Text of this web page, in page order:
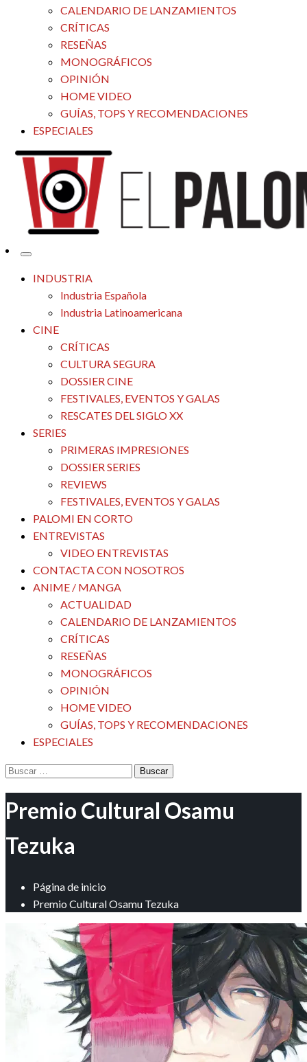
CALENDARIO DE LANZAMIENTOS
CRÍTICAS
RESEÑAS
MONOGRÁFICOS
OPINIÓN
HOME VIDEO
GUÍAS, TOPS Y RECOMENDACIONES
ESPECIALES
El Palomitrón
Tu espacio de la industria de cine española y latinoamericana
INDUSTRIA
Industria Española
Industria Latinoamericana
CINE
CRÍTICAS
CULTURA SEGURA
DOSSIER CINE
FESTIVALES, EVENTOS Y GALAS
RESCATES DEL SIGLO XX
SERIES
PRIMERAS IMPRESIONES
DOSSIER SERIES
REVIEWS
FESTIVALES, EVENTOS Y GALAS
PALOMI EN CORTO
ENTREVISTAS
VIDEO ENTREVISTAS
CONTACTA CON NOSOTROS
ANIME / MANGA
ACTUALIDAD
CALENDARIO DE LANZAMIENTOS
CRÍTICAS
RESEÑAS
MONOGRÁFICOS
OPINIÓN
HOME VIDEO
GUÍAS, TOPS Y RECOMENDACIONES
ESPECIALES
Buscar:
Premio Cultural Osamu
Tezuka
Página de inicio
Premio Cultural Osamu Tezuka